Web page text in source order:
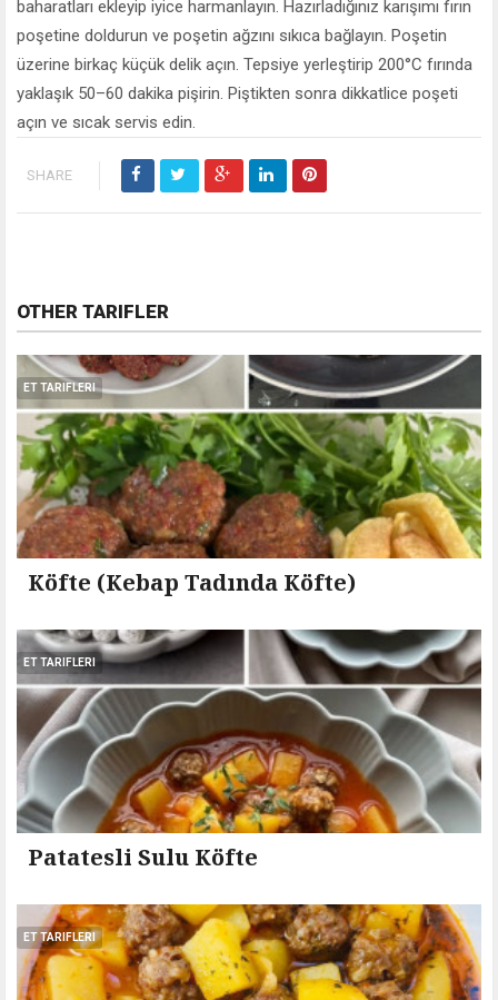
baharatları ekleyip iyice harmanlayın. Hazırladığınız karışımı fırın
poşetine doldurun ve poşetin ağzını sıkıca bağlayın. Poşetin
üzerine birkaç küçük delik açın. Tepsiye yerleştirip 200°C fırında
yaklaşık 50–60 dakika pişirin. Piştikten sonra dikkatlice poşeti
açın ve sıcak servis edin.
SHARE
OTHER TARIFLER
ET TARIFLERI
Köfte (Kebap Tadında Köfte)
ET TARIFLERI
Patatesli Sulu Köfte
ET TARIFLERI